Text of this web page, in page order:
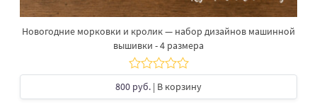
Новогодние морковки и кролик — набор дизайнов машинной
вышивки - 4 размера
800 руб. | В корзину